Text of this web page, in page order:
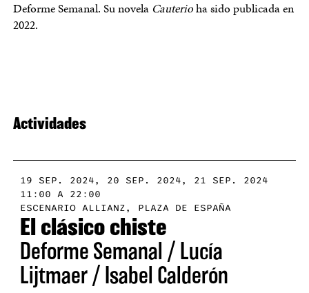
Deforme Semanal. Su novela Cauterioha sido publicada en
2022.
Actividades
19 SEP. 2024, 20 SEP. 2024, 21 SEP. 2024
11:00 A 22:00
ESCENARIO ALLIANZ, PLAZA DE ESPAÑA
El clásico chiste
Deforme Semanal / Lucía
Lijtmaer / Isabel Calderón